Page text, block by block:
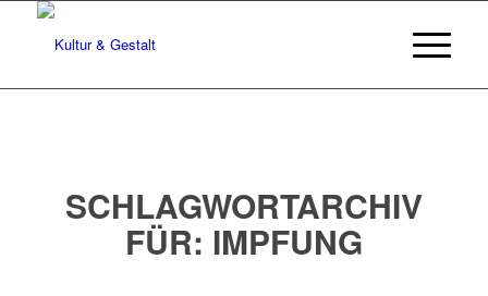
SCHLAGWORTARCHIV
FÜR: IMPFUNG